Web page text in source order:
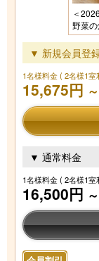
＜
野菜
▼ 新規会員登
1名様料金( 2名様1室
15,675円 ～
▼ 通常料金
1名様料金( 2名様1室
16,500円 ～